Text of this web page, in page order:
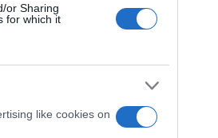
or Sharing
for which it
like cookies on
JumillaZona Geográfica:
y dorados. Elegantes y
es limpio, armónico y
con recuerdos que te llevan de
mariscos, quesos
Información de producto